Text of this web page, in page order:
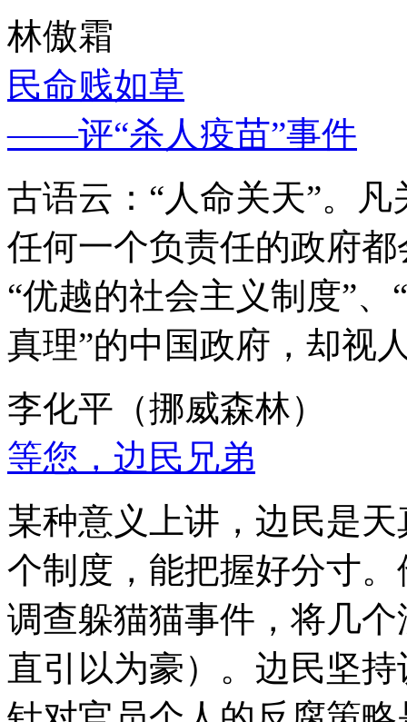
林傲霜
民命贱如草
——评“杀人疫苗”事件
古语云：“人命关天”。
任何一个负责任的政府
“优越的社会主义制度”
真理”的中国政府，却视
李化平（挪威森林）
等您，边民兄弟
某种意义上讲，边民是
个制度，能把握好分寸
调查躲猫猫事件，将几
直引以为豪）。边民坚